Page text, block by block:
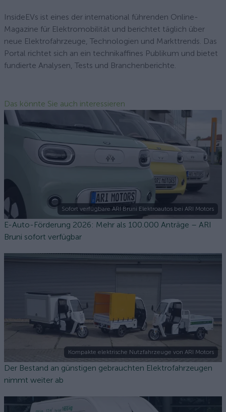
InsideEVs ist eines der international führenden Online-
Magazine für Elektromobilität und berichtet täglich über
neue Elektrofahrzeuge, Technologien und Markttrends. Das
Portal richtet sich an ein technikaffines Publikum und bietet
fundierte Analysen, Tests und Branchenberichte.
Das könnte Sie auch interessieren
Sofort verfügbare ARI Bruni Elektroautos bei ARI Motors
E-Auto-Förderung 2026: Mehr als 100.000 Anträge – ARI
Bruni sofort verfügbar
Kompakte elektrische Nutzfahrzeuge von ARI Motors
Der Bestand an günstigen gebrauchten Elektrofahrzeugen
nimmt weiter ab